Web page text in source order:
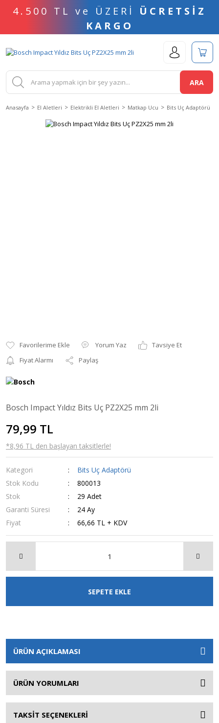
4.500 TL ve ÜZERİ ÜCRETSİZ
KARGO
ARA
Anasayfa El Aletleri Elektrikli El Aletleri Matkap Ucu Bits Uç Adaptörü
Yorum Yaz
Tavsiye Et
Fiyat Alarmı
Paylaş
Bosch Impact Yıldız Bits Uç PZ2X25 mm 2li
79,99 TL
*8,96 TL den başlayan taksitlerle!
Kategori
Bits Uç Adaptörü
Stok Kodu
800013
Stok
29 Adet
Garanti Süresi
24 Ay
Fiyat
66,66 TL + KDV
SEPETE EKLE
ÜRÜN AÇIKLAMASI
ÜRÜN YORUMLARI
TAKSİT SEÇENEKLERİ